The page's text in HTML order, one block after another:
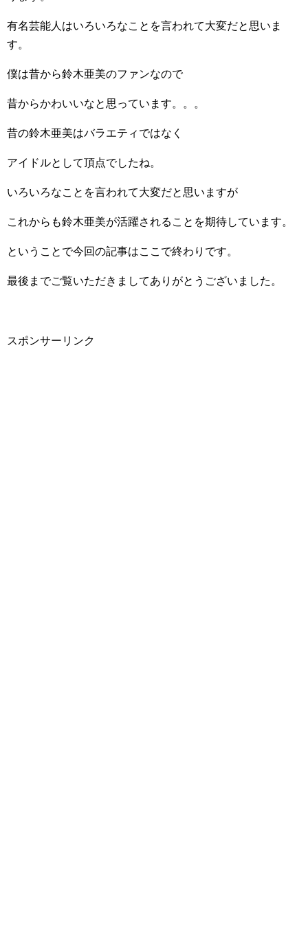
有名芸能人はいろいろなことを言われて大変だと思いま
す。
僕は昔から鈴木亜美のファンなので
昔からかわいいなと思っています。。。
昔の鈴木亜美はバラエティではなく
アイドルとして頂点でしたね。
いろいろなことを言われて大変だと思いますが
これからも鈴木亜美が活躍されることを期待しています。
ということで今回の記事はここで終わりです。
最後までご覧いただきましてありがとうございました。
スポンサーリンク